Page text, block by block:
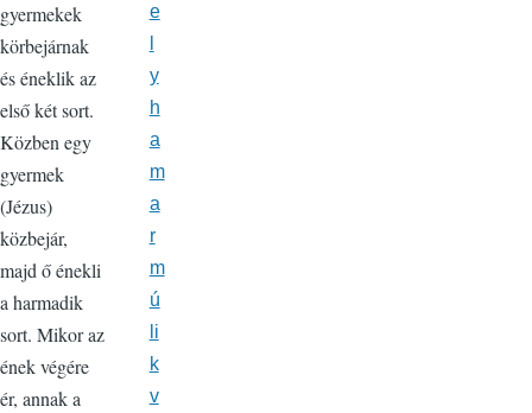
gyermekek
körbejárnak
és éneklik az
első két sort.
Közben egy
gyermek
(Jézus)
közbejár,
majd ő énekli
a harmadik
sort. Mikor az
ének végére
ér, annak a
e
y
h
a
m
a
r
m
ú
li
k
v